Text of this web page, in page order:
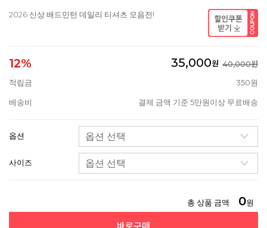
2026 신상 배드민턴 데일리 티셔츠 모음전!
12% 35,000원 40,000원
적립금
350원
배송비 결제 금액 기준 5만원이상 무료배송
옵션
사이즈
총 상품 금액 0원
바로구매